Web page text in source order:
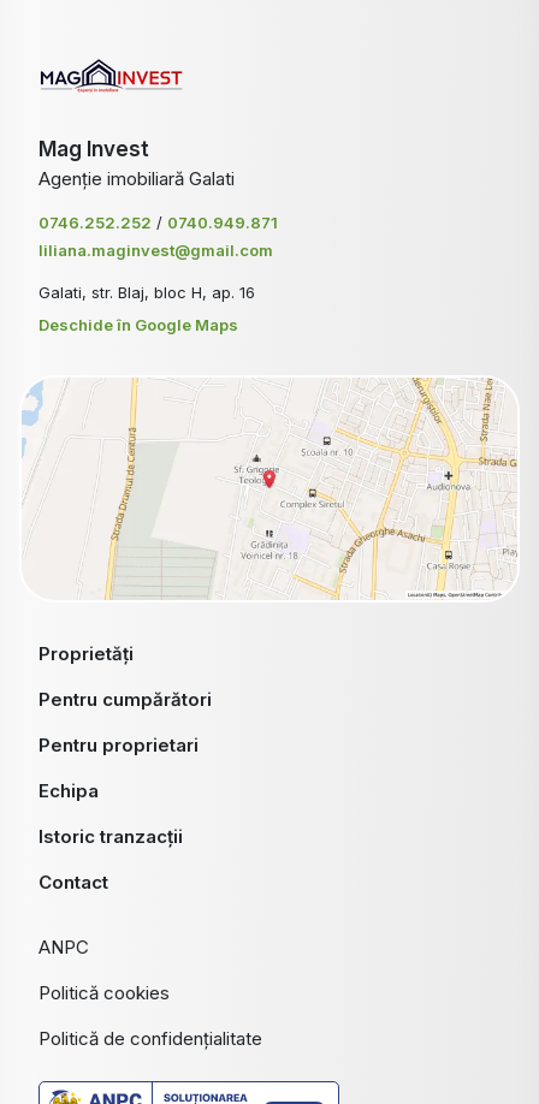
Mag Invest
Agenție imobiliară Galati
0746.252.252 / 0740.949.871
liliana.maginvest@gmail.com
Galati, str. Blaj, bloc H, ap. 16
Deschide în Google Maps
Proprietăți
Pentru cumpărători
Pentru proprietari
Echipa
Istoric tranzacții
Contact
ANPC
Politică cookies
Politică de confidențialitate